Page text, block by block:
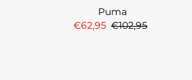
Puma
€62,95 €102,95